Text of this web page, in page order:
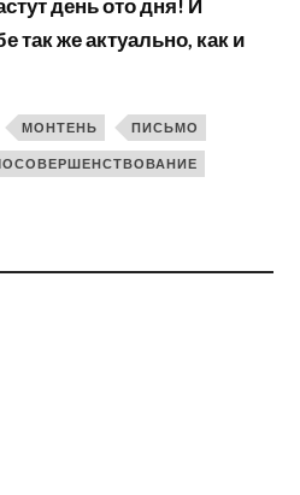
день ото дня! И
так же актуально, как и
МОНТЕНЬ ПИСЬМО